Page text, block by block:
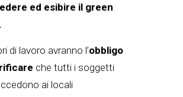
ed esibire il green
di lavoro avranno l’obbligo
che tutti i soggetti
ai locali